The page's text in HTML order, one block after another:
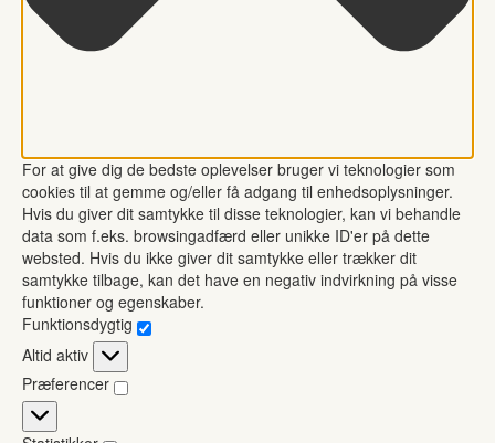
For at give dig de bedste oplevelser bruger vi teknologier som
cookies til at gemme og/eller få adgang til enhedsoplysninger.
Hvis du giver dit samtykke til disse teknologier, kan vi behandle
data som f.eks. browsingadfærd eller unikke ID'er på dette
websted. Hvis du ikke giver dit samtykke eller trækker dit
samtykke tilbage, kan det have en negativ indvirkning på visse
funktioner og egenskaber.
Funktionsdygtig
Funktionsdygtig
Altid aktiv
Præferencer
Præferencer